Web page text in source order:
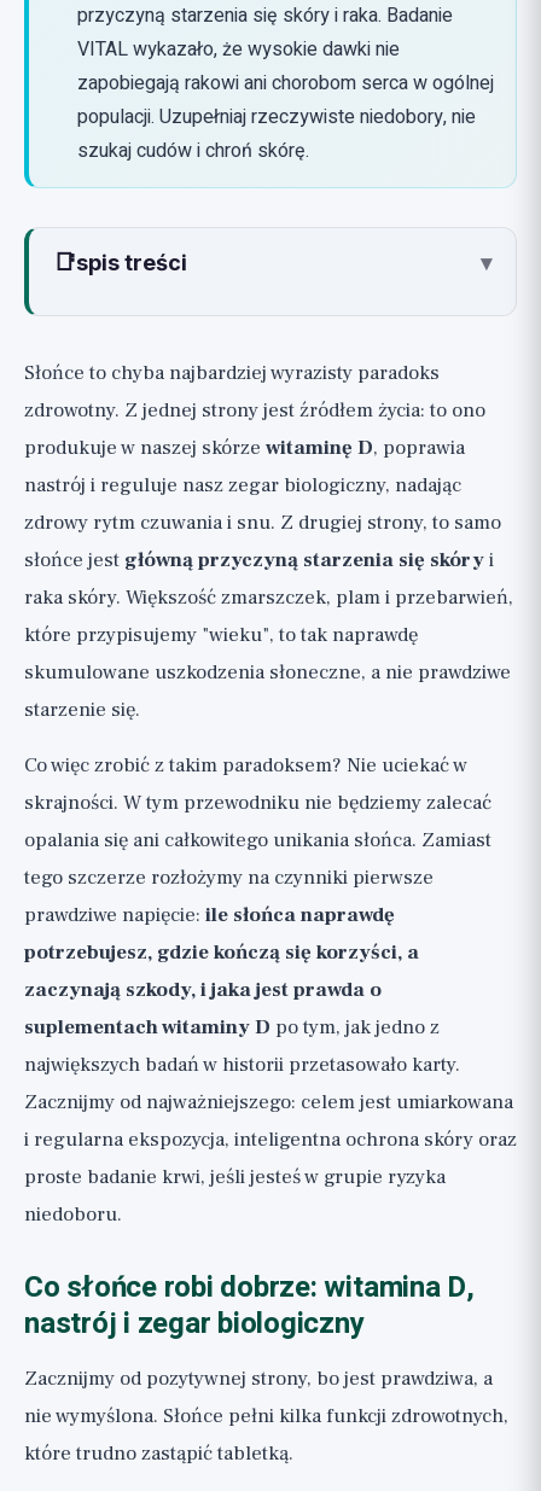
przyczyną starzenia się skóry i raka. Badanie
VITAL wykazało, że wysokie dawki nie
zapobiegają rakowi ani chorobom serca w ogólnej
populacji. Uzupełniaj rzeczywiste niedobory, nie
szukaj cudów i chroń skórę.
📑spis treści ▾
Co słońce robi źle: UV, starzenie się skóry
i rak
jak badać i czego uczy badanie VITAL
uzupełniać
Ale nie oczekuj cudu: czego dowiedzieliśmy
się z badania VITAL
Ile słońca jest "rozsądne": krótko,
regularnie, w zależności od typu skóry
Ochrona skóry, która działa: to
prawdziwy zabieg odmładzający
Suplementy i szczególne przypadki
szczerze: kiedy tak, a kiedy nie
Najważniejsze: praktyczna lista kontrolna
Słońce to chyba najbardziej wyrazisty paradoks
zdrowotny. Z jednej strony jest źródłem życia: to ono
produkuje w naszej skórze witaminę D, poprawia
nastrój i reguluje nasz zegar biologiczny, nadając
zdrowy rytm czuwania i snu. Z drugiej strony, to samo
słońce jest główną przyczyną starzenia się skóryi
raka skóry. Większość zmarszczek, plam i przebarwień,
które przypisujemy "wieku", to tak naprawdę
skumulowane uszkodzenia słoneczne, a nie prawdziwe
starzenie się.
Co więc zrobić z takim paradoksem? Nie uciekać w
skrajności. W tym przewodniku nie będziemy zalecać
opalania się ani całkowitego unikania słońca. Zamiast
tego szczerze rozłożymy na czynniki pierwsze
prawdziwe napięcie: ile słońca naprawdę
potrzebujesz, gdzie kończą się korzyści, a
zaczynają szkody, i jaka jest prawda o
suplementach witaminy D po tym, jak jedno z
największych badań w historii przetasowało karty.
Zacznijmy od najważniejszego: celem jest umiarkowana
i regularna ekspozycja, inteligentna ochrona skóry oraz
proste badanie krwi, jeśli jesteś w grupie ryzyka
niedoboru.
Co słońce robi dobrze: witamina D,
nastrój i zegar biologiczny
Zacznijmy od pozytywnej strony, bo jest prawdziwa, a
nie wymyślona. Słońce pełni kilka funkcji zdrowotnych,
które trudno zastąpić tabletką.